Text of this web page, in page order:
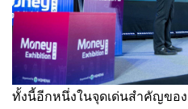
ทั้งนี้อีกหนึ่งในจุดเด่นสำคัญขอ